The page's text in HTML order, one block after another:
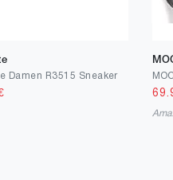
Damen R3515 Sneaker